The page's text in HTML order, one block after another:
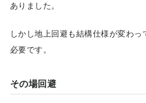
ありました。
しかし地上回避も結構仕様が変わっ
必要です。
その場回避